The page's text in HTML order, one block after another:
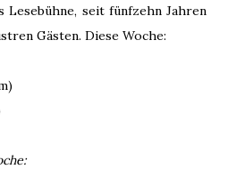
Lesebühne, seit fünfzehn Jahren
Gästen. Diese Woche: